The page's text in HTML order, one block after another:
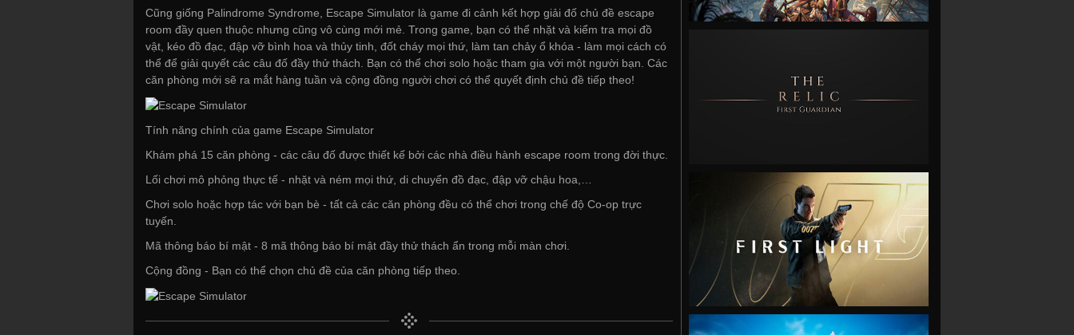
Cũng giống Palindrome Syndrome, Escape Simulator là game đi cảnh kết hợp giải đố chủ đề escape
room đầy quen thuộc nhưng cũng vô cùng mới mẻ. Trong game, bạn có thể nhặt và kiểm tra mọi đồ
vật, kéo đồ đạc, đập vỡ bình hoa và thủy tinh, đốt cháy mọi thứ, làm tan chảy ổ khóa - làm mọi cách có
thể để giải quyết các câu đố đầy thử thách. Bạn có thể chơi solo hoặc tham gia với một người bạn. Các
căn phòng mới sẽ ra mắt hàng tuần và cộng đồng người chơi có thể quyết định chủ đề tiếp theo!
Tính năng chính của game Escape Simulator
Khám phá 15 căn phòng - các câu đố được thiết kế bởi các nhà điều hành escape room trong đời thực.
Lối chơi mô phỏng thực tế - nhặt và ném mọi thứ, di chuyển đồ đạc, đập vỡ chậu hoa,…
Chơi solo hoặc hợp tác với bạn bè - tất cả các căn phòng đều có thể chơi trong chế độ Co-op trực
tuyến.
Mã thông báo bí mật - 8 mã thông báo bí mật đầy thử thách ẩn trong mỗi màn chơi.
Cộng đồng - Bạn có thể chọn chủ đề của căn phòng tiếp theo.
VIEW
VIEW